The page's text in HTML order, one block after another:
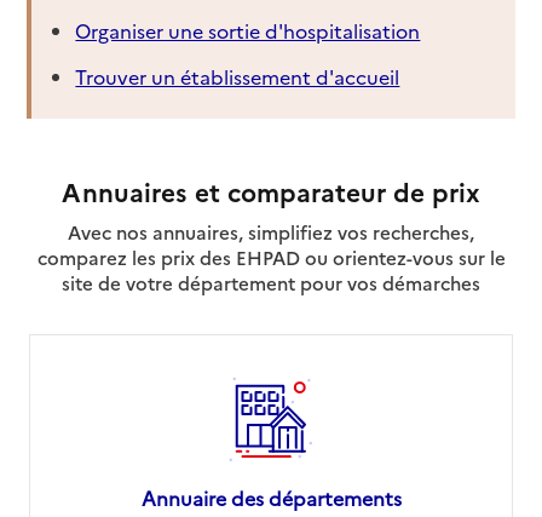
Organiser une sortie d'hospitalisation
Trouver un établissement d'accueil
Annuaires et comparateur de prix
Avec nos annuaires, simplifiez vos recherches,
comparez les prix des EHPAD ou orientez-vous sur le
site de votre département pour vos démarches
Annuaire des départements